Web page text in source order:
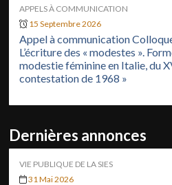
APPELS À COMMUNICATION
15 Septembre 2026
Appel à communication
L’écriture des « modestes ».
modestie féminine en Italie, du
contestation de 1968 »
Dernières annonces
VIE PUBLIQUE DE LA SIES
31 Mai 2026